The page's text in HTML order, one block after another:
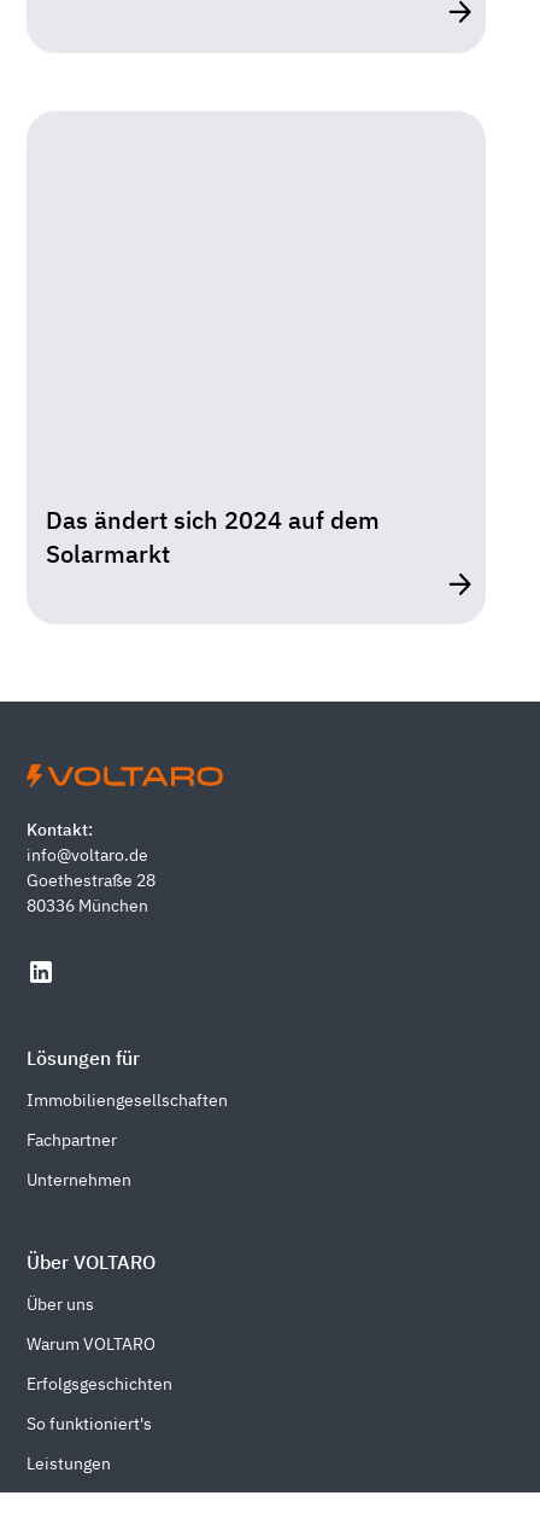
Das ändert sich 2024 auf dem
Solarmarkt
Kontakt:
info@voltaro.de
Goethestraße 28
80336 München
Lösungen für
Immobiliengesellschaften
Fachpartner
Unternehmen
Über VOLTARO
Über uns
Warum VOLTARO
Erfolgsgeschichten
So funktioniert's
Leistungen